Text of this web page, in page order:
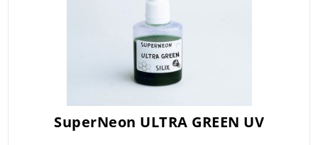
SuperNeon ULTRA GREEN UV